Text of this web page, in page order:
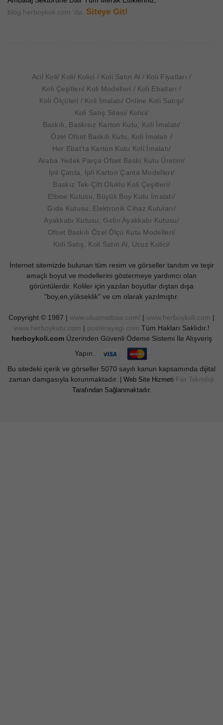
blog.herboykoli.com 'da.
Siteye Git!
Acil Koli Koli Kolici Koli Satın Al
Koli Fiyatları
Koli Çeşitleri Koli Modelleri
Koli Ebatları
Koli Ölçüleri Koli İmalatı
Online Koli Satışı
Koli Satış Sitesi
Kolici
Baskılı, Baskısız Karton Kutu, Koli İmalatı
Özel Ofset Baskılı Kutu, Koli İmalatı
Her Ebat'ta Karton Kutu Koli İmalatı
Araba Yedek Parça Ofset Baskı Kutu Üretim
İpli Çanta, İpli Karton Çanta Modelleri
Baskız Tek-Çift Oluklu Koli Çeşitleri
Elbise Kutusu, Büyük Boy Kutu İmalatı
Gıda Kutusu, Elektronik Cihaz Kutuları
Ayakkabı Kutusu, Gelin Ayakkabı Kutusu
Ofset Baskılı Özel Ölçü Kutu Modelleri
Koli Satış, Koli Satın Al, Ucuz Kolici
İnternet sitemizde bulunan tüm resim ve görseller tanıtım ve teşir
amaçlı boyut ve modellerini göstermeye yardımcı olan
görüntülerdir. Koliler için yazılan boyutlar dıştan dışa
"boy,en,yükseklik" ve cm olarak yazılmıştır.
Copyright © 1987 | www.ulusmatbaa.com/ | www.herboykoli.com |
www.herboykutu.com | posterayagi.com Tüm Hakları Saklıdır.!
herboykoli.comÜzerinden Güvenli Ödeme Sistemi İle Alışveriş
Yapın..
Bu sitedeki içerik ve görseller 5070 sayılı kanun kapsamında dijital
zaman damgasıyla korunmaktadır.
| Web Site Hizmeti Fair Teknoloji
Tarafından Sağlanmaktadır.